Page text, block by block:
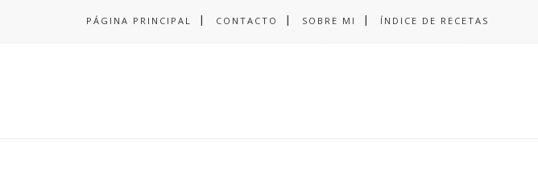
PÁGINA PRINCIPAL CONTACTO SOBRE MI ÍNDICE DE RECETAS